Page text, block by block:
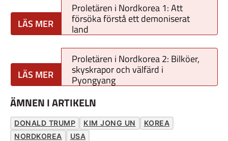
Proletären i Nordkorea 1: Att
försöka förstå ett demoniserat
land
Proletären i Nordkorea 2: Bilköer,
skyskrapor och välfärd i
Pyongyang
ÄMNEN I ARTIKELN
DONALD TRUMP KIM JONG UN
KOREA
NORDKOREA
USA